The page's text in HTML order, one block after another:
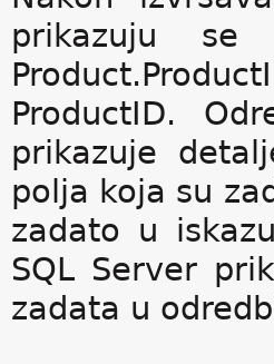
prikazuju
ProductID.
prikazuje
polja koja su
zadato u
SQL Server
zadata u odredbi